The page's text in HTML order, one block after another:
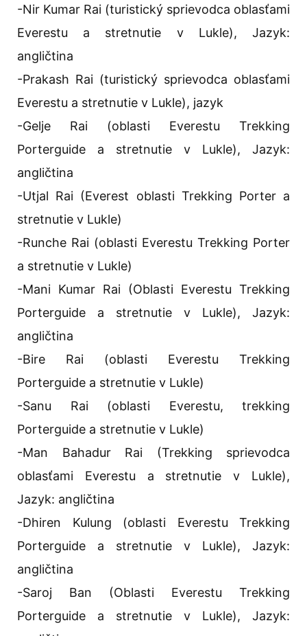
-Nir Kumar Rai (turistický sprievodca oblasťami
Everestu a stretnutie v Lukle), Jazyk:
angličtina
-Prakash Rai (turistický sprievodca oblasťami
Everestu a stretnutie v Lukle), jazyk
-Gelje Rai (oblasti Everestu Trekking
Porterguide a stretnutie v Lukle), Jazyk:
angličtina
-Utjal Rai (Everest oblasti Trekking Porter a
stretnutie v Lukle)
-Runche Rai (oblasti Everestu Trekking Porter
a stretnutie v Lukle)
-Mani Kumar Rai (Oblasti Everestu Trekking
Porterguide a stretnutie v Lukle), Jazyk:
angličtina
-Bire Rai (oblasti Everestu Trekking
Porterguide a stretnutie v Lukle)
-Sanu Rai (oblasti Everestu, trekking
Porterguide a stretnutie v Lukle)
-Man Bahadur Rai (Trekking sprievodca
oblasťami Everestu a stretnutie v Lukle),
Jazyk: angličtina
-Dhiren Kulung (oblasti Everestu Trekking
Porterguide a stretnutie v Lukle), Jazyk:
angličtina
-Saroj Ban (Oblasti Everestu Trekking
Porterguide a stretnutie v Lukle), Jazyk: